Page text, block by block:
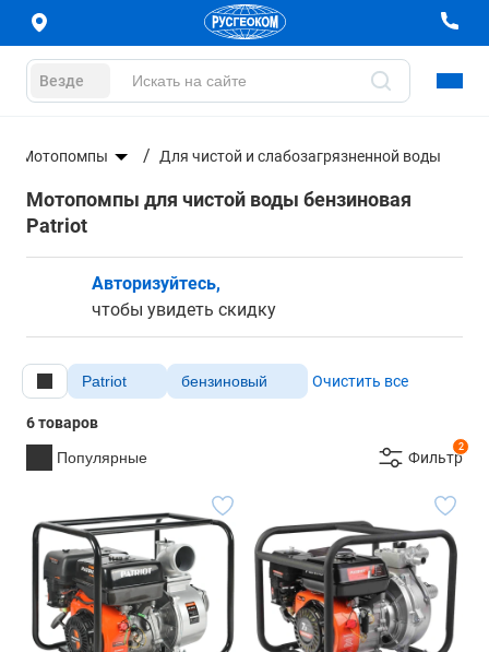
Везде
Мотопомпы Для чистой и слабозагрязненной воды
Мотопомпы для чистой воды бензиновая
Patriot
Авторизуйтесь,
чтобы увидеть скидку
Patriot бензиновый Очистить все
6 товаров
Популярные
2
Фильтр